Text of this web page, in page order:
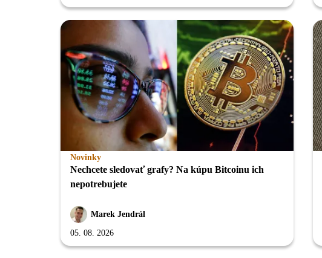
Novinky
Nechcete sledovať grafy? Na kúpu Bitcoinu ich
nepotrebujete
Marek Jendrál
05. 08. 2026